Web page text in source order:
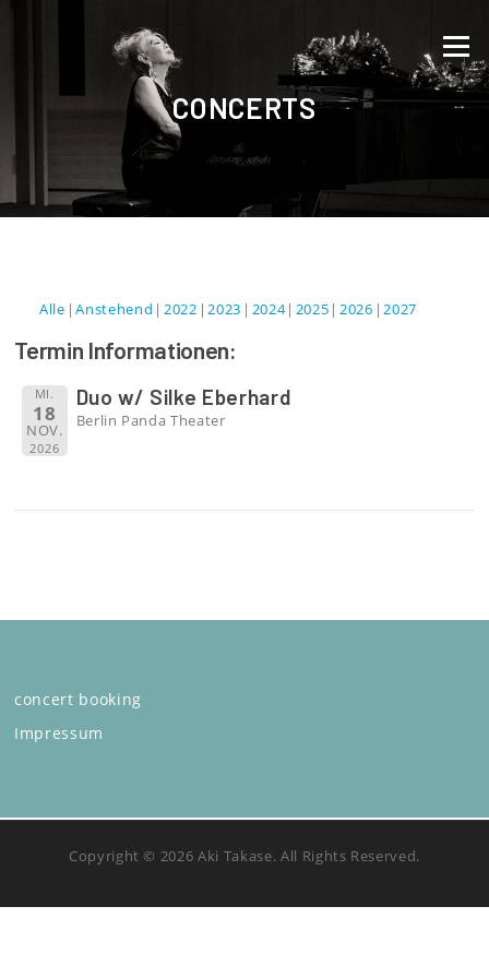
Menü
CONCERTS
Alle Anstehend 2022 2023 2024 2025 2026 2027
Termin Informationen:
MI.
18
NOV.
2026
Duo w/ Silke Eberhard
Berlin Panda Theater
concert booking
Impressum
Copyright © 2026 Aki Takase. All Rights Reserved.